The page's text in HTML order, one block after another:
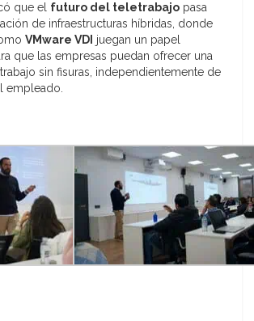
que el futuro del teletrabajo pasa
de infraestructuras híbridas, donde
VMware VDI juegan un papel
que las empresas puedan ofrecer una
sin fisuras, independientemente de
empleado.